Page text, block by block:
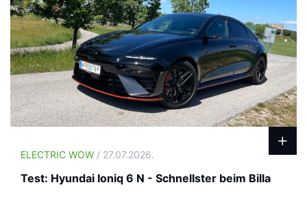
ELECTRIC WOW / 27.07.2026.
Test: Hyundai Ioniq 6 N - Schnellster beim Billa